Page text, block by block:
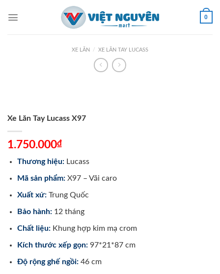
0
XE LĂN / XE LĂN TAY LUCASS
Xe Lăn Tay Lucass X97
1.750.000₫
Thương hiệu:Lucass
Mã sản phẩm:X97 – Vãi caro
Xuất xứ:Trung Quốc
Bảo hành:12 tháng
Chất liệu:Khung hợp kim mạ crom
Kích thước xếp gọn:97*21*87 cm
Độ rộng ghế ngồi:46 cm